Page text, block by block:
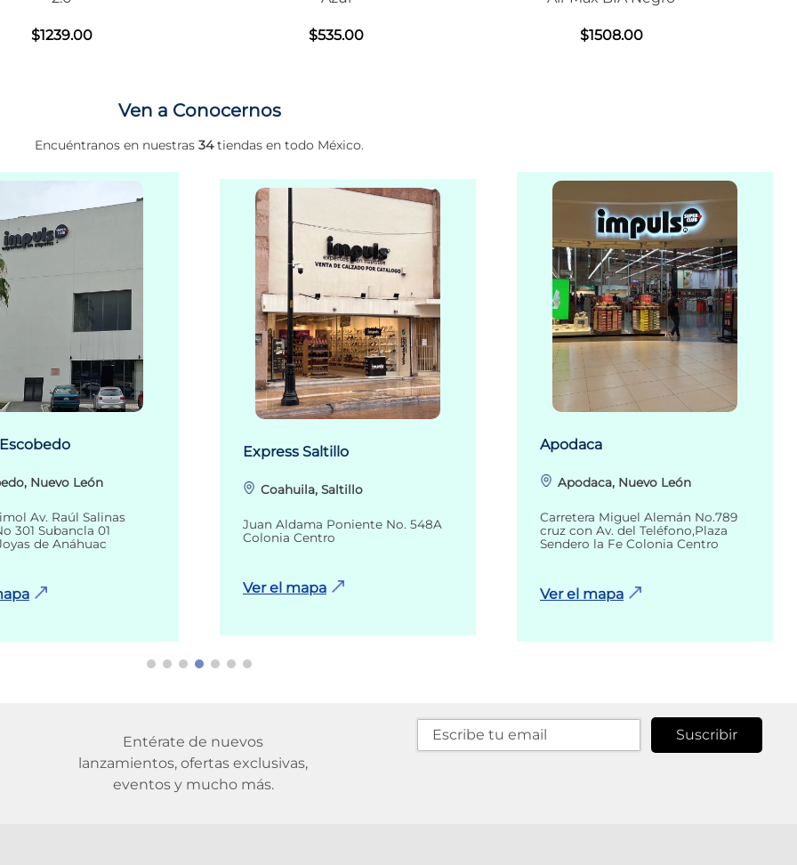
00 00
Ven a Conocernos
Encuéntranos en nuestras 34tiendas en todo México.
Nuevo León
Av. Raúl Salinas
301 Subancla 01
de Anáhuac
Express Saltillo
Coahuila, Saltillo
Juan Aldama Poniente No. 548A
Colonia Centro
Ver el mapa
Apodaca
Apodaca, Nuevo León
Carretera Miguel Alemán No.789
cruz con Av. del Teléfono,Plaza
Sendero la Fe Colonia Centro
Ver el mapa
Entérate de nuevos
lanzamientos, ofertas exclusivas,
eventos y mucho más.
Suscribir